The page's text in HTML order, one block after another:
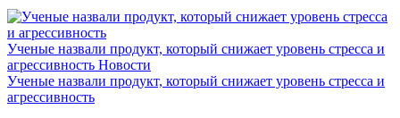
Ученые назвали продукт, который снижает уровень стресса и
агрессивность Новости
Ученые назвали продукт, который снижает уровень стресса и
агрессивность